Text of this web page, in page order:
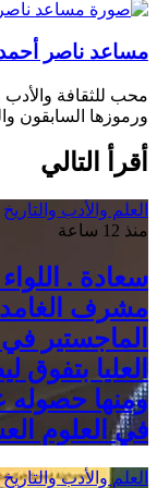
مساعد ناصر
محب للثقافة والأدب
ورموزها السابقون
أقرأ التالي
العلم والأدب والتاريخ
منذ 12 ساعة
سعادة .
مشرف
الماجستير
العليا بتفوق
ومنها حصوله
في العلوم
العلم والأدب والتاريخ